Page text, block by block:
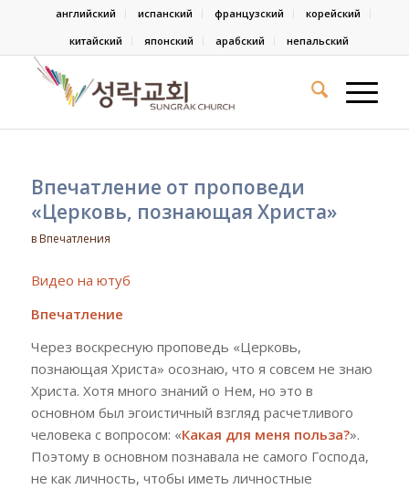
английский испанский французский
корейский
китайский
японский арабский непальский
Впечатление от проповеди
«Церковь, познающая Христа»
в Впечатления
Видео на ютуб
Впечатление
Через воскресную проповедь «Церковь,
познающая Христа» осознаю, что я совсем не знаю
Христа. Хотя много знаний о Нем, но это в
основном был эгоистичный взгляд расчетливого
человека с вопросом: «Какая для меня польза?».
Поэтому в основном познавала не самого Господа,
не как личность, чтобы иметь личностные